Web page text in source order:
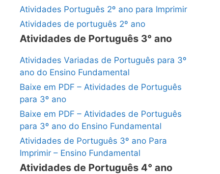
Atividades Português 2º ano para Imprimir
Atividades de português 2º ano
Atividades de Português 3° ano
Atividades Variadas de Português para 3º
ano do Ensino Fundamental
Baixe em PDF – Atividades de Português
para 3º ano
Baixe em PDF – Atividades de Português
para 3º ano do Ensino Fundamental
Atividades de Português 3º ano Para
Imprimir – Ensino Fundamental
Atividades de Português 4° ano